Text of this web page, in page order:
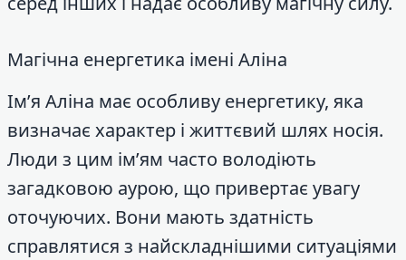
Магічна енергетика імені Аліна
Ім’я Аліна має особливу енергетику, яка
визначає характер і життєвий шлях носія.
Люди з цим ім’ям часто володіють
загадковою аурою, що привертає увагу
оточуючих. Вони мають здатність
справлятися з найскладнішими ситуаціями